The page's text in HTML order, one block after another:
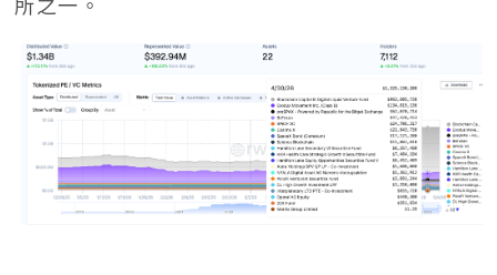
所之一。